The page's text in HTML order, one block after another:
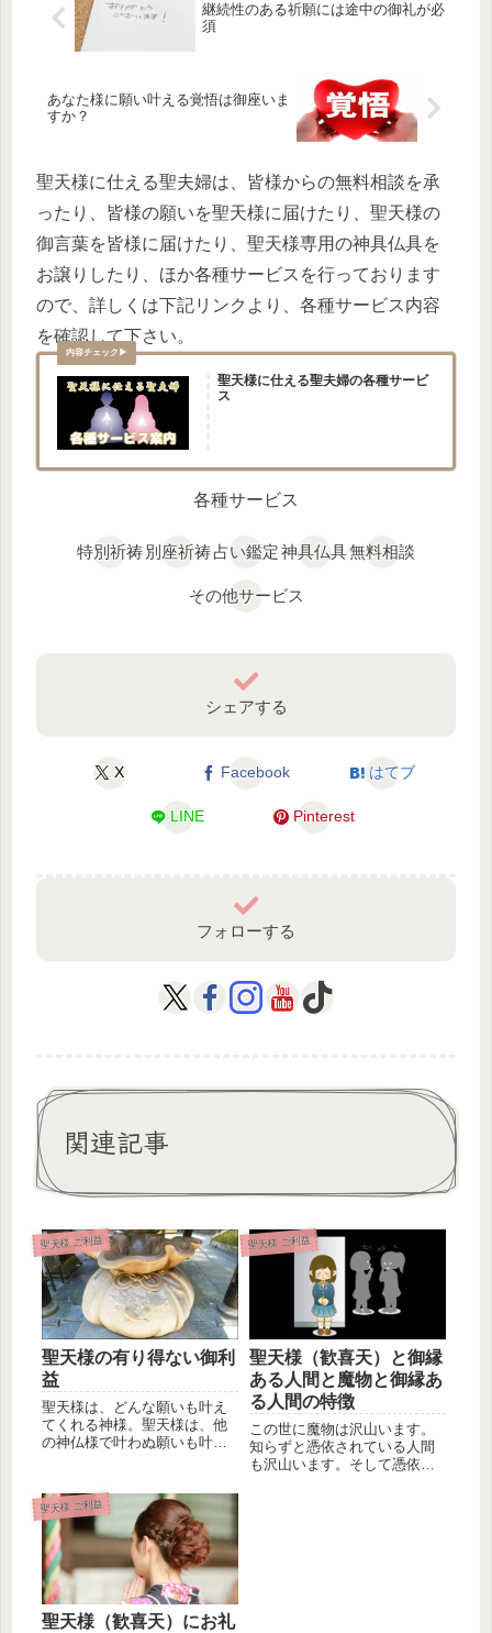
継続性のある祈願には途中の御礼が必
須
あなた様に願い叶える覚悟は御座いま
すか？
聖天様に仕える聖夫婦は、皆様からの無料相談を承
ったり、皆様の願いを聖天様に届けたり、聖天様の
御言葉を皆様に届けたり、聖天様専用の神具仏具を
お譲りしたり、ほか各種サービスを行っております
ので、詳しくは下記リンクより、各種サービス内容
を確認して下さい。
聖天様に仕える聖夫婦の各種サービ
ス
各種サービス
特別祈祷別座祈祷占い鑑定神具仏具無料相談
その他サービス
シェアする
X Facebook はてブ
LINE Pinterest
フォローする
関連記事
聖天様 ご利益
聖天様の有り得ない御利
益
聖天様は、どんな願いも叶え
てくれる神様。聖天様は、他
の神仏様で叶わぬ願いも叶え
聖天様 ご利益
聖天様（歓喜天）と御縁
ある人間と魔物と御縁あ
る人間の特徴
この世に魔物は沢山います。
知らずと憑依されている人間
も沢山います。そして憑依さ
聖天様 ご利益
聖天様（歓喜天）にお礼